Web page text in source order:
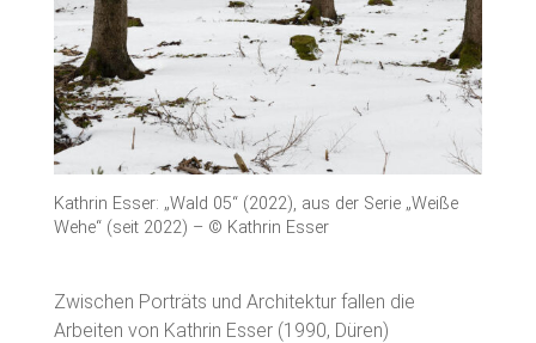
Kathrin Esser: „Wald 05“ (2022), aus der Serie „Weiße
Wehe“ (seit 2022) – © Kathrin Esser
Zwischen Porträts und Architektur fallen die
Arbeiten von Kathrin Esser (1990, Düren)